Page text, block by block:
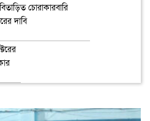
চোরাকারবারি
দাবি